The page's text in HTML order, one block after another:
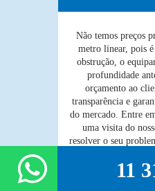
Não temos preços
metro linear, pois
obstrução, o
profundidade
orçamento ao
transparência e
do mercado. Entre
uma visita do
resolver o seu
11